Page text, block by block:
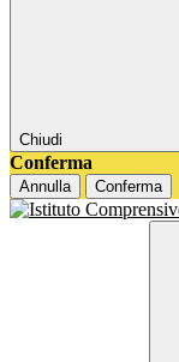
Chiudi
Conferma
Annulla Conferma